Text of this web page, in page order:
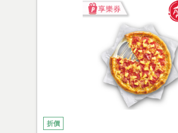
折價